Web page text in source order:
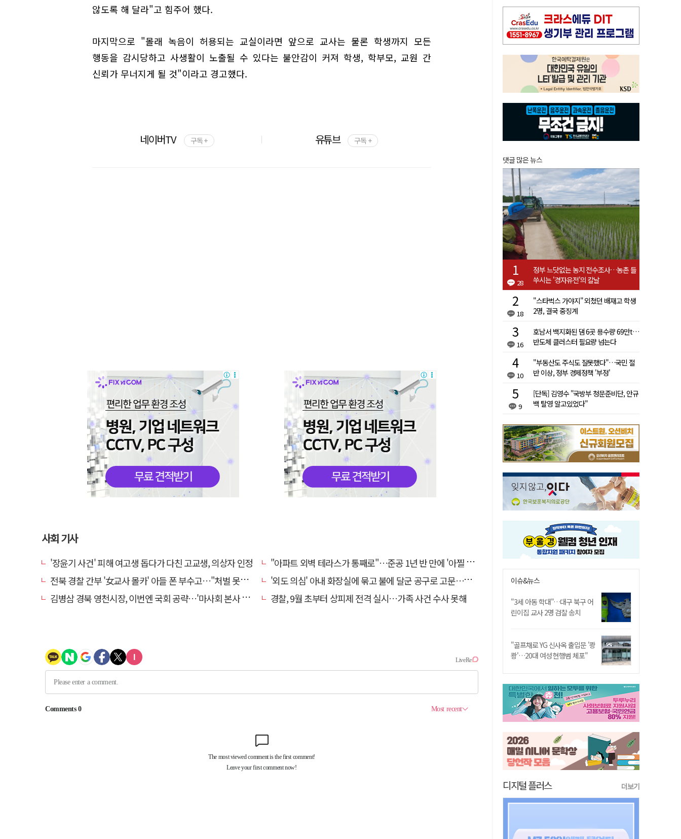
않도록 해 달라"고 힘주어 했다.
마지막으로 "몰래 녹음이 허용되는 교실이라면 앞으로 교사는 물론 학생까지 모든
행동을 감시당하고 사생활이 노출될 수 있다는 불안감이 커져 학생, 학부모, 교원 간
신뢰가 무너지게 될 것"이라고 경고했다.
네이버TV 구독 + 유튜브 구독 +
사회 기사
'장윤기 사건' 피해 여고생 돕다가 다친 고교생, 의상자 인정
"아파트 외벽 테라스가 통째로"…준공 1년 반 만에 '아찔 사고'
전북 경찰 간부 '女교사 몰카' 아들 폰 부수고…"처벌 못하는 사안" 내부망에 글
'외도 의심' 아내 화장실에 묶고 불에 달군 공구로 고문…남편 검거
김병삼 경북 영천시장, 이번엔 국회 공략…'마사회 본사 이전·광역교통망 확충' 요청
경찰, 9월 초부터 상피제 전격 실시…가족 사건 수사 못해
댓글 많은 뉴스
28
정부 느닷없는 농지 전수조사…농촌 들
쑤시는 '경자유전'의 칼날
18
"스타벅스 가야지" 외쳤던 배재고 학생
2명, 결국 중징계
16
호남서 백지화된 댐 6곳 용수량 69만t…
반도체 클러스터 필요량 넘는다
10
"부동산도 주식도 잘못했다"…국민 절
반 이상, 정부 경제정책 '부정'
9
[단독] 김영수 "국방부 청문준비단, 안규
백 탈영 알고있었다"
이슈&뉴스
"3세 아동 학대"…대구 북구 어
린이집 교사 2명 검찰 송치
"골프채로 YG 신사옥 출입문 '쾅
쾅'…20대 여성 현행범 체포"
디지털 플러스 더보기